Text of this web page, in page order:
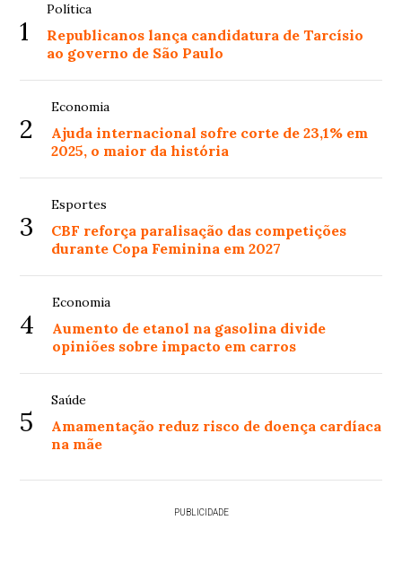
1
Política
Republicanos lança candidatura de Tarcísio
ao governo de São Paulo
2
Economia
Ajuda internacional sofre corte de 23,1% em
2025, o maior da história
3
Esportes
CBF reforça paralisação das competições
durante Copa Feminina em 2027
4
Economia
Aumento de etanol na gasolina divide
opiniões sobre impacto em carros
5
Saúde
Amamentação reduz risco de doença cardíaca
na mãe
PUBLICIDADE